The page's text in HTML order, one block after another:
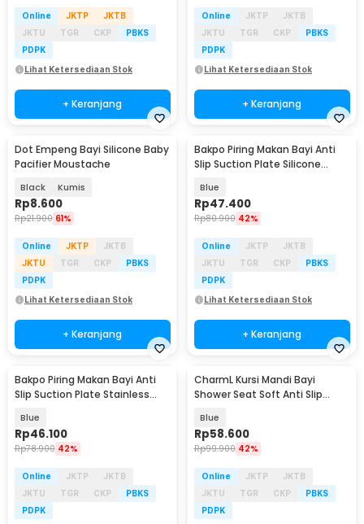
Online JKTP
JKTB
JKTU
TGR CKP
PBKS
PDPK
Lihat Ketersediaan Stok
+ Keranjang
Online JKTP
JKTB
JKTU
TGR CKP
PBKS
PDPK
Lihat Ketersediaan Stok
+ Keranjang
Dot Empeng Bayi Silicone Baby
Pacifier Moustache
Black Kumis
Rp8.600
Rp21.900 61%
Online JKTP
JKTB
JKTU
TGR CKP
PBKS
PDPK
Lihat Ketersediaan Stok
+ Keranjang
Bakpo Piring Makan Bayi Anti
Slip Suction Plate Silicone
Blue
Rp47.400
Rp80.900 42%
Online JKTP
JKTB
JKTU
TGR CKP
PBKS
PDPK
Lihat Ketersediaan Stok
+ Keranjang
Bakpo Piring Makan Bayi Anti
Slip Suction Plate Stainless
Blue
Rp46.100
Rp78.900 42%
Online JKTP
JKTB
JKTU
TGR CKP
PBKS
PDPK
CharmL Kursi Mandi Bayi
Shower Seat Soft Anti Slip
Blue
Rp58.600
Rp99.900 42%
Online JKTP
JKTB
JKTU
TGR CKP
PBKS
PDPK